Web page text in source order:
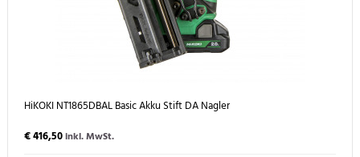
HiKOKI NT1865DBAL Basic Akku Stift DA Nagler
€ 416,50inkl. MwSt.